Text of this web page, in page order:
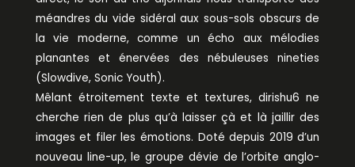
méandres du vide sidéral aux sous-sols obscurs de
la vie moderne, comme un écho aux mélodies
planantes et énervées des nébuleuses nineties
(Slowdive, Sonic Youth).
Mêlant étroitement texte et textures, dirishu6 ne
cherche rien de plus qu’à laisser çà et là jaillir des
images et filer les émotions. Doté depuis 2019 d’un
nouveau line-up, le groupe dévie de l’orbite anglo-